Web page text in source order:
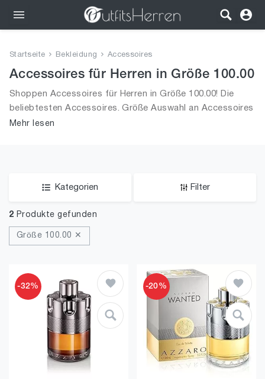
Bekleidung
Wäsche
Schuhe
Startseite Bekleidung Accessoires
Accessoires für Herren in Größe 100.00
Shoppen Accessoires für Herren in Größe 100.00! Die
beliebtesten Accessoires. Größe Auswahl an Accessoires
in Größe 100.00 und alle Trends aus 2026 für Männer!
Mehr lesen
Kategorien Filter
2 Produkte gefunden
Größe 100.00 ✕
-32% -20%